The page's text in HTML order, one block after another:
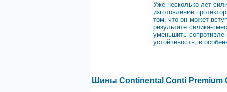
Уже несколько лет
изготовлении
том, что он может
результате силика-
уменьшить
устойчивость, в
Шины Continental Conti Premium